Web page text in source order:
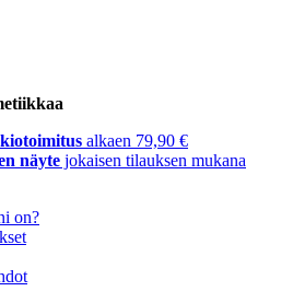
alkaen 79,90 €
näyte jokaisen tilauksen mukana
on?